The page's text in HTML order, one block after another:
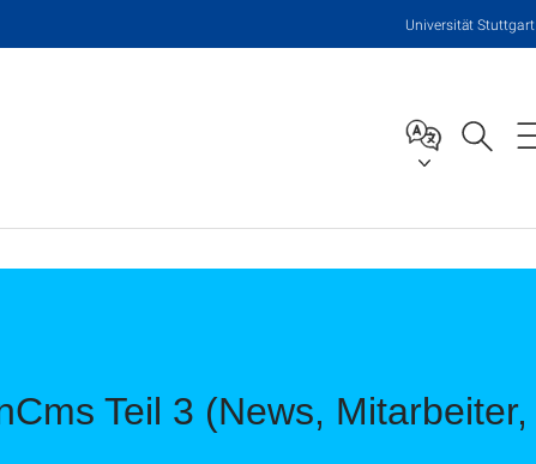
Universität Stuttgart
Teil 3 (News, Mitarbeiter,